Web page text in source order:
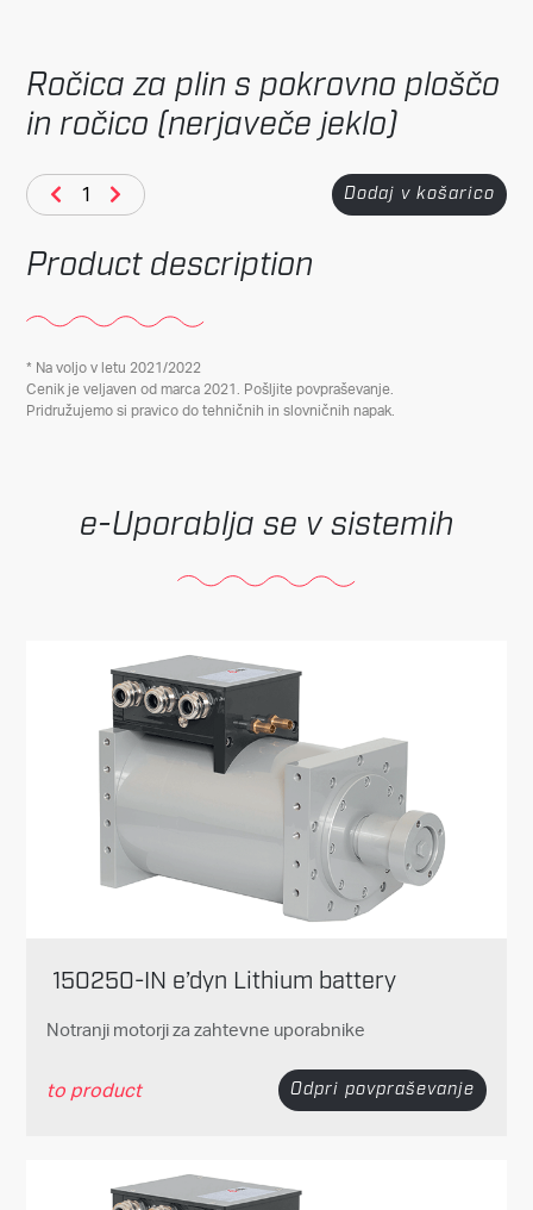
Ročica za plin s pokrovno ploščo
in ročico (nerjaveče jeklo)
Dodaj v košarico
Product description
* Na voljo v letu 2021/2022
Cenik je veljaven od marca 2021. Pošljite povpraševanje.
Pridružujemo si pravico do tehničnih in slovničnih napak.
Uporablja se v sistemih
150250-IN e’dyn Lithium battery
Notranji motorji za zahtevne uporabnike
to product Odpri povpraševanje